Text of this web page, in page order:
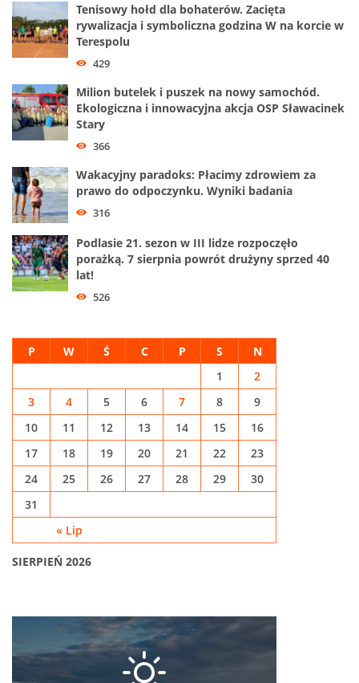
Tenisowy hołd dla bohaterów. Zacięta
rywalizacja i symboliczna godzina W na korcie w
Terespolu
429
Milion butelek i puszek na nowy samochód.
Ekologiczna i innowacyjna akcja OSP Sławacinek
Stary
366
Wakacyjny paradoks: Płacimy zdrowiem za
prawo do odpoczynku. Wyniki badania
316
Podlasie 21. sezon w III lidze rozpoczęło
porażką. 7 sierpnia powrót drużyny sprzed 40
lat!
526
SIERPIEŃ 2026
P W Ś C P S N
« Lip
1
2
3
4 5 6 7 8
9
10
11 12 13 14 15
16
17
18 19 20 21 22
23
24
25 26 27 28 29
30
31